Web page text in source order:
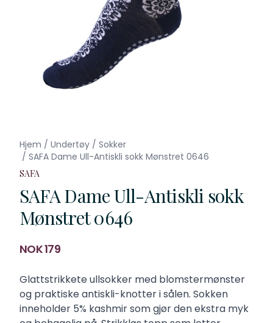
Hjem / Undertøy / Sokker
/ SAFA Dame Ull-Antiskli sokk Mønstret 0646
SAFA
SAFA Dame Ull-Antiskli sokk
Mønstret 0646
Produktdetaljer
NOK 179
Description
Glattstrikkete ullsokker med blomstermønster
og praktiske antiskli-knotter i sålen. Sokken
inneholder 5% kashmir som gjør den ekstra myk